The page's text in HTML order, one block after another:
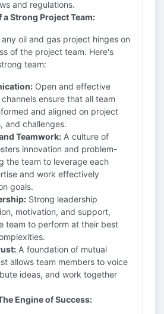
and regulations.
a Strong Project Team:
oil and gas project hinges on
of the project team. Here's
team:
Open and effective
ensure that all team
and aligned on project
and challenges.
Teamwork: A culture of
innovation and problem-
the team to leverage each
and work effectively
goals.
Strong leadership
motivation, and support,
team to perform at their best
A foundation of mutual
allows team members to voice
ideas, and work together
Engine of Success: